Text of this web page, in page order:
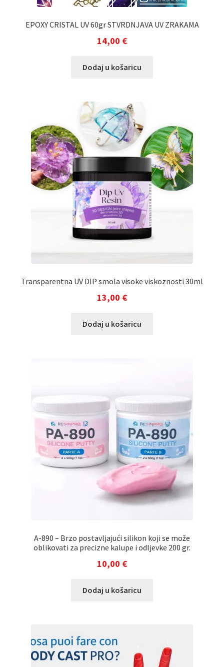
EPOXY CRISTAL UV 60gr STVRDNJAVA UV ZRAKAMA
14,00 €
Dodaj u košaricu
Transparentna UV DIP smola visoke viskoznosti 30ml
13,00 €
Dodaj u košaricu
A-890 – Brzo postavljajući silikon koji se može
oblikovati za precizne kalupe i odljevke 200 gr.
10,00 €
Dodaj u košaricu